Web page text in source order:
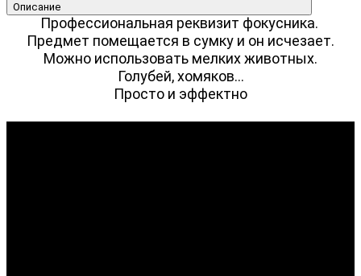
Описание
Профессиональная реквизит фокусника.
Предмет помещается в сумку и он исчезает.
Можно использовать мелких животных.
Голубей, хомяков...
Просто и эффектно